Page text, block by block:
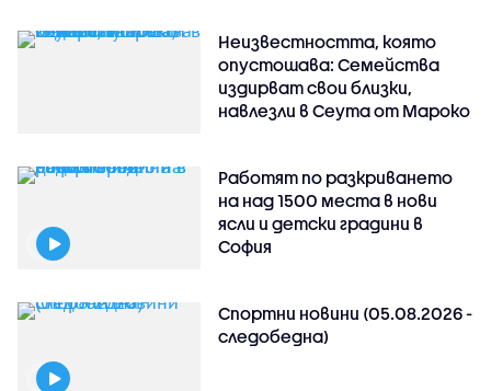
Неизвестността, която
опустошава: Семейства
издирват свои близки,
навлезли в Сеута от Мароко
Работят по разкриването
на над 1500 места в нови
ясли и детски градини в
София
Спортни новини (05.08.2026 -
следобедна)